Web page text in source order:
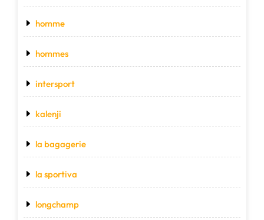
homme
hommes
intersport
kalenji
la bagagerie
la sportiva
longchamp